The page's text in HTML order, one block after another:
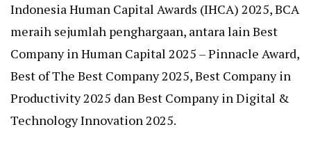
Indonesia Human Capital Awards (IHCA) 2025, BCA
meraih sejumlah penghargaan, antara lain Best
Company in Human Capital 2025 – Pinnacle Award,
Best of The Best Company 2025, Best Company in
Productivity 2025 dan Best Company in Digital &
Technology Innovation 2025.